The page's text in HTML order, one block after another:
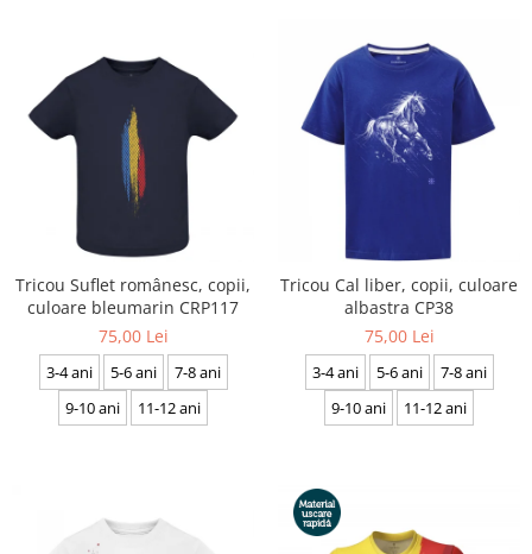
Tricou Suflet românesc, copii,
culoare bleumarin CRP117
75,00 Lei
3-4 ani 5-6 ani
7-8 ani
9-10 ani
11-12 ani
Tricou Cal liber, copii, culoare
albastra CP38
75,00 Lei
3-4 ani 5-6 ani
7-8 ani
9-10 ani
11-12 ani